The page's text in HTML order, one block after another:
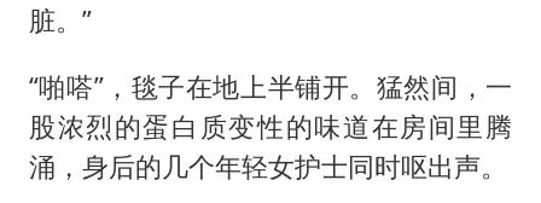
脏。”
“啪嗒”，毯子在地上半铺开。猛然间，一
股浓烈的蛋白质变性的味道在房间里腾
涌，身后的几个年轻女护士同时呕出声。